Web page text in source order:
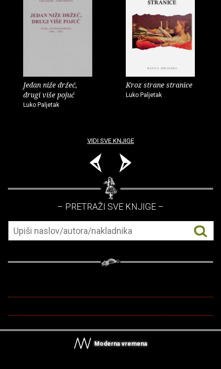
Jedan niže držeć,
drugi više pojuć
Luko Paljetak
Kroz strane stranice
Luko Paljetak
VIDI SVE KNJIGE
– PRETRAŽI SVE KNJIGE –
Moderna vremena